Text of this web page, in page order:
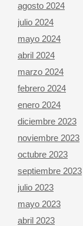
agosto 2024
julio 2024
mayo 2024
abril 2024
marzo 2024
febrero 2024
enero 2024
diciembre 2023
noviembre 2023
octubre 2023
septiembre 2023
julio 2023
mayo 2023
abril 2023